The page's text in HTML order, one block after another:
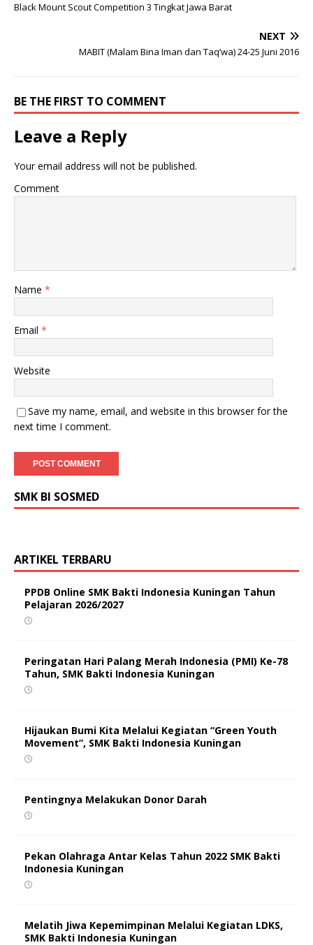
Black Mount Scout Competition 3 Tingkat Jawa Barat
NEXT
MABIT (Malam Bina Iman dan Taq’wa) 24-25 Juni 2016
BE THE FIRST TO COMMENT
Leave a Reply
Your email address will not be published.
Comment
Name *
Email *
Website
Save my name, email, and website in this browser for the
next time I comment.
SMK BI SOSMED
ARTIKEL TERBARU
PPDB Online SMK Bakti Indonesia Kuningan Tahun
Pelajaran 2026/2027
Peringatan Hari Palang Merah Indonesia (PMI) Ke-78
Tahun, SMK Bakti Indonesia Kuningan
Hijaukan Bumi Kita Melalui Kegiatan “Green Youth
Movement”, SMK Bakti Indonesia Kuningan
Pentingnya Melakukan Donor Darah
Pekan Olahraga Antar Kelas Tahun 2022 SMK Bakti
Indonesia Kuningan
Melatih Jiwa Kepemimpinan Melalui Kegiatan LDKS,
SMK Bakti Indonesia Kuningan